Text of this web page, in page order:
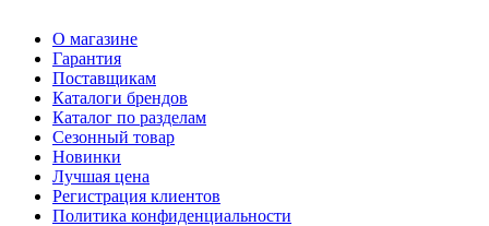
О магазине
Гарантия
Поставщикам
Каталоги брендов
Каталог по разделам
Сезонный товар
Новинки
Лучшая цена
Регистрация клиентов
Политика конфиденциальности